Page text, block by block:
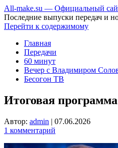
All-make.su — Официальный
Последние выпуски передач и
Перейти к содержимому
Главная
Передачи
60 минут
Вечер с Владимиром
Бесогон ТВ
Итоговая
Автор: admin | 07.06.2026
1 комментарий